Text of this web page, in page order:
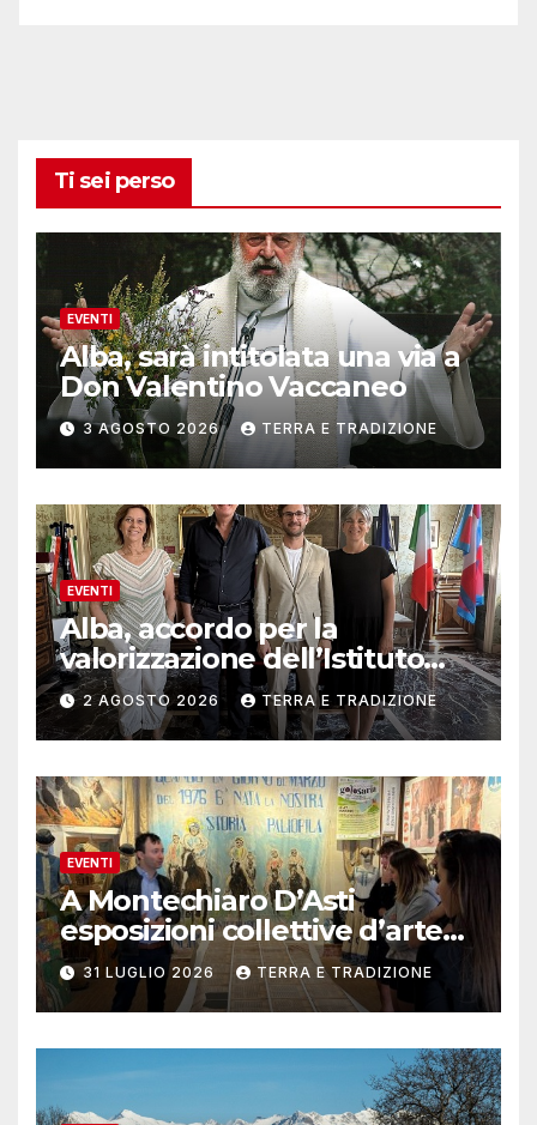
Ti sei perso
EVENTI
Alba, sarà intitolata una via a
Don Valentino Vaccaneo
3 AGOSTO 2026 TERRA E TRADIZIONE
EVENTI
Alba, accordo per la
valorizzazione dell’Istituto
musicale Rocca
2 AGOSTO 2026 TERRA E TRADIZIONE
EVENTI
A Montechiaro D’Asti
esposizioni collettive d’arte
contemporanea
31 LUGLIO 2026 TERRA E TRADIZIONE